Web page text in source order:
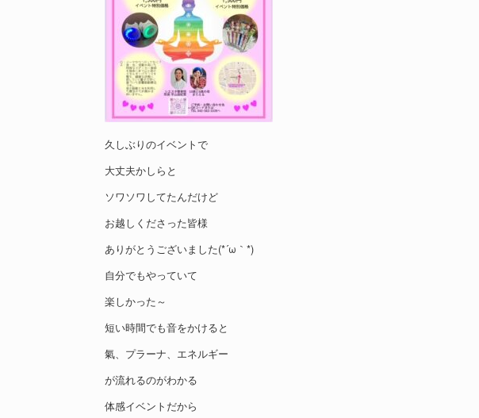
久しぶりのイベントで
大丈夫かしらと
ソワソワしてたんだけど
お越しくださった皆様
ありがとうございました(*´ω｀*)
自分でもやっていて
楽しかった～
短い時間でも音をかけると
氣、プラーナ、エネルギー
が流れるのがわかる
体感イベントだから